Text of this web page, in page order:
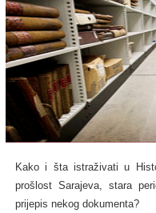
Kako i šta istraživati u
prošlost Sarajeva, stara
prijepis nekog dokumenta?